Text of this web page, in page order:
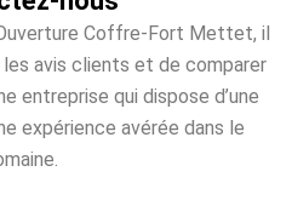
Coffre-Fort Mettet, il
avis clients et de comparer
entreprise qui dispose d’une
expérience avérée dans le